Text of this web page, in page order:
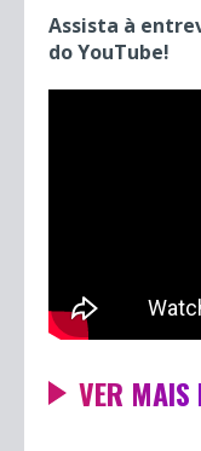
Assista à
do YouTube!
VER MAIS